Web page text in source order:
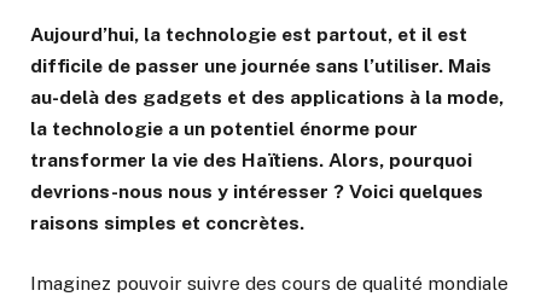
Aujourd’hui, la technologie est partout, et il est
difficile de passer une journée sans l’utiliser. Mais
au-delà des gadgets et des applications à la mode,
la technologie a un potentiel énorme pour
transformer la vie des Haïtiens. Alors, pourquoi
devrions-nous nous y intéresser ? Voici quelques
raisons simples et concrètes.
Imaginez pouvoir suivre des cours de qualité mondiale